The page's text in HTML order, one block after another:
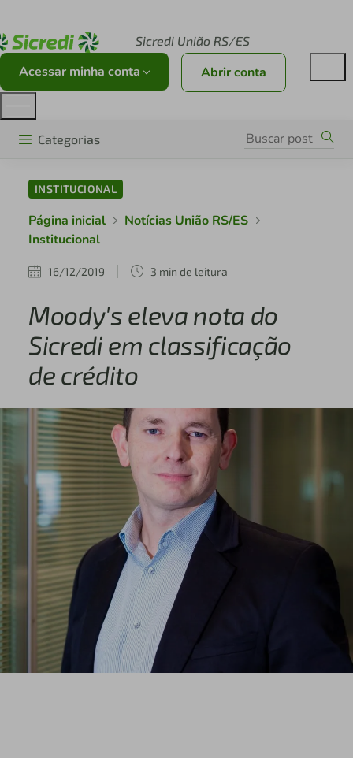
Sicredi União RS/ES
Acessar minha conta Abrir conta
Categorias
INSTITUCIONAL
Página inicial
Notícias União RS/ES
Institucional
16/12/2019 3 min de leitura
Moody's eleva nota do
Sicredi em classificação
de crédito